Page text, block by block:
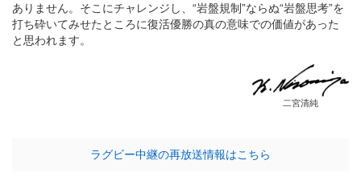
ありません。そこにチャレンジし、“岩盤規制”ならぬ“岩盤思考”を
打ち砕いてみせたところに復活優勝の真の意味での価値があった
と思われます。
二宮清純
ラグビー中継の再放送情報はこちら